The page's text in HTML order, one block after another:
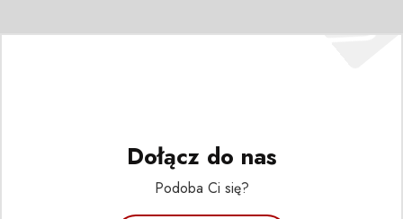
Dołącz do nas
Podoba Ci się?